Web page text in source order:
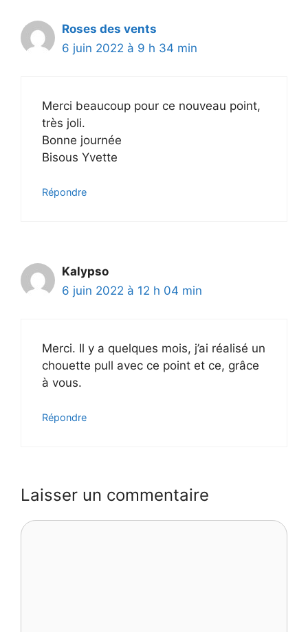
Roses des vents
6 juin 2022 à 9 h 34 min
Merci beaucoup pour ce nouveau point,
très joli.
Bonne journée
Bisous Yvette
Répondre
Kalypso
6 juin 2022 à 12 h 04 min
Merci. Il y a quelques mois, j’ai réalisé un
chouette pull avec ce point et ce, grâce
à vous.
Répondre
Laisser un commentaire
Commentaire